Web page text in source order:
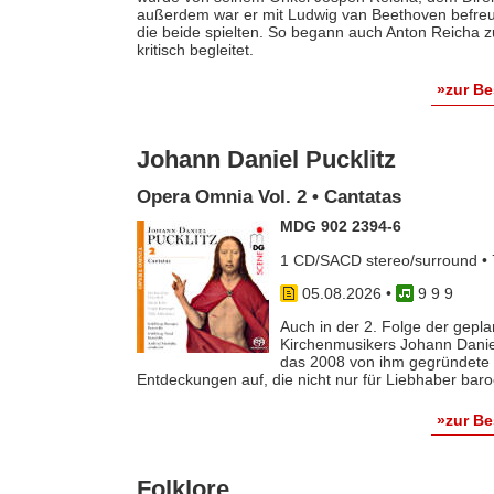
außerdem war er mit Ludwig van Beethoven
die beide spielten. So begann auch Anton Reicha
kritisch begleitet.
»zur
Johann Daniel Pucklitz
Opera Omnia Vol. 2 • Cantatas
MDG 902 2394-6
1 CD/SACD stereo/surround •
05.08.2026 •
9 9 9
Auch in der 2. Folge der
Kirchenmusikers Johann
das 2008 von ihm
Entdeckungen auf, die nicht nur für Liebhaber
»zur